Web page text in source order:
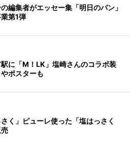
編集者がエッセー集「明日のパン」
第1弾
に「M！LK」塩崎さんのコラボ装
ポスターも
さく」ピューレ使った「塩はっさく